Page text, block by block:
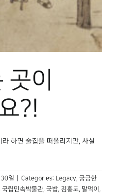
이
?!
하면 술집을 떠올리지만, 사실
일 Categories: Legacy, 궁금한
, 국립민속박물관, 국밥, 김홍도, 말먹이 ,